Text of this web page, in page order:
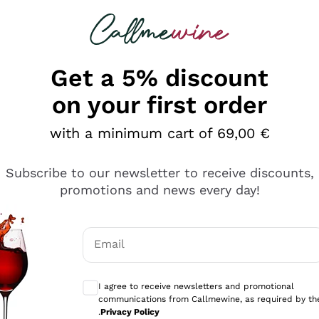
looking for
è male ma secondo me ci sono alternative che
Get a 5% discount
on your first order
with a minimum cart of 69,00 €
Subscribe to our newsletter to receive discounts,
promotions and news every day!
Email
I agree to receive newsletters and promotional
communications from Callmewine, as required by
.Privacy Policy